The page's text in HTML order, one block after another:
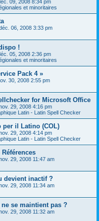
09, 2008 8:34 pm
et minoritaires
06, 2008 3:33 pm
!
05, 2008 2:36 pm
et minoritaires
Pack 4 »
30, 2008 2:55 pm
for Microsoft Office
29, 2008 4:16 pm
Latin - Latin Spell Checker
per il Latino (COL)
29, 2008 4:14 pm
Latin - Latin Spell Checker
29, 2008 11:47 am
devient inactif ?
29, 2008 11:34 am
se maintient pas ?
29, 2008 11:32 am